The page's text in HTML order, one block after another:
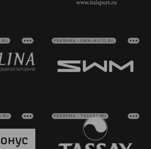
РЕКЛАМА • SWM-AUTO.RU
РЕКЛАМА • TASSAY.RU